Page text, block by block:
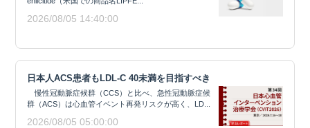
2026/08/05 14:40:00
日本人ACS患者もLDL-C 40未満を目指すべき
慢性冠動脈症候群（CCS）と比べ、急性冠動脈症候
群（ACS）は心血管イベント再発リスクが高く、LD...
2026/08/05 05:00:00